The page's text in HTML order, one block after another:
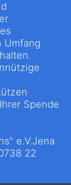
Umfang
Spende
e.V.Jena
22